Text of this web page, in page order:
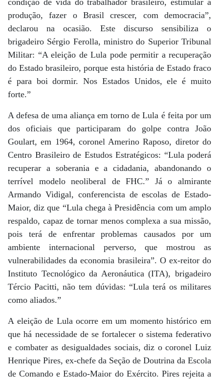
condição de vida do trabalhador brasileiro, estimular a
produção, fazer o Brasil crescer, com democracia”,
declarou na ocasião. Este discurso sensibiliza o
brigadeiro Sérgio Ferolla, ministro do Superior Tribunal
Militar: “A eleição de Lula pode permitir a recuperação
do Estado brasileiro, porque esta história de Estado fraco
é para boi dormir. Nos Estados Unidos, ele é muito
forte.”
A defesa de uma aliança em torno de Lula é feita por um
dos oficiais que participaram do golpe contra João
Goulart, em 1964, coronel Amerino Raposo, diretor do
Centro Brasileiro de Estudos Estratégicos: “Lula poderá
recuperar a soberania e a cidadania, abandonando o
terrível modelo neoliberal de FHC.” Já o almirante
Armando Vidigal, conferencista de escolas de Estado-
Maior, diz que “Lula chega à Presidência com um amplo
respaldo, capaz de tornar menos complexa a sua missão,
pois terá de enfrentar problemas causados por um
ambiente internacional perverso, que mostrou as
vulnerabilidades da economia brasileira”. O ex-reitor do
Instituto Tecnológico da Aeronáutica (ITA), brigadeiro
Tércio Pacitti, não tem dúvidas: “Lula terá os militares
como aliados.”
A eleição de Lula ocorre em um momento histórico em
que há necessidade de se fortalecer o sistema federativo
e combater as desigualdades sociais, diz o coronel Luiz
Henrique Pires, ex-chefe da Seção de Doutrina da Escola
de Comando e Estado-Maior do Exército. Pires rejeita a